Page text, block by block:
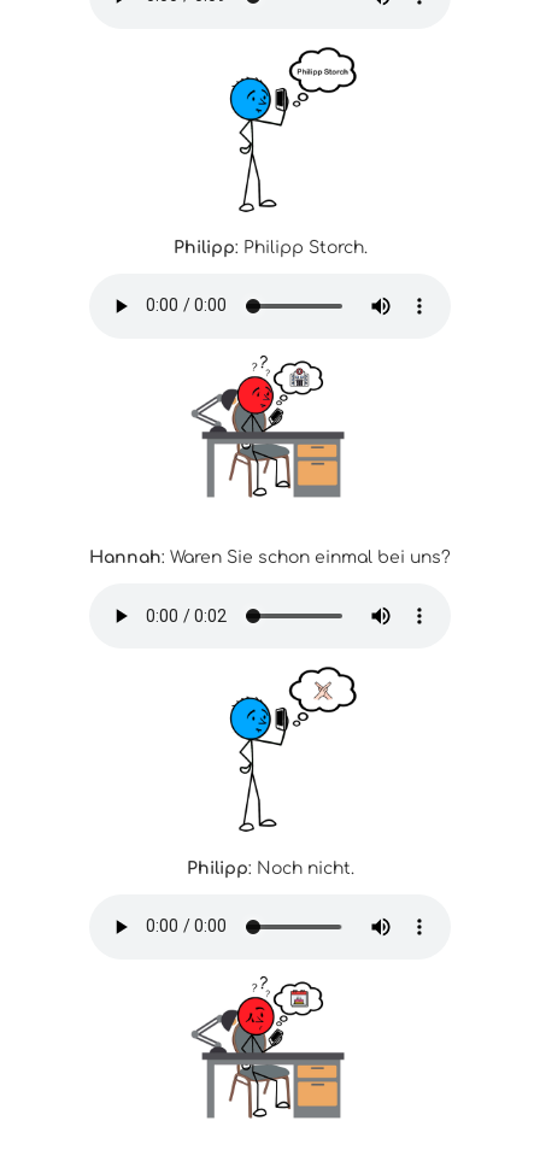
Philipp: Philipp Storch.
Hannah: Waren Sie schon einmal bei uns?
Philipp: Noch nicht.